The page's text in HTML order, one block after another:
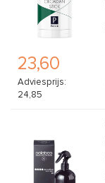
23,60
Adviesprijs:
24,85